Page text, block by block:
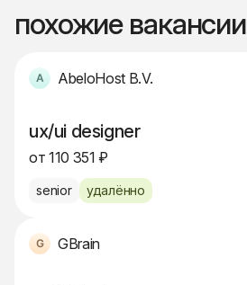
похожие вакансии
AbeloHost B.V.
ux/ui designer
от 110 351 ₽
senior удалённо
GBrain